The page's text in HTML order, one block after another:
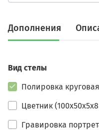
Дополнения
Вид стелы
Полировка
Цветник
Гравировка